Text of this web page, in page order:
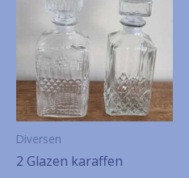
Diversen
2 Glazen karaffen